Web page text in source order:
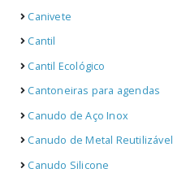
Canivete
Cantil
Cantil Ecológico
Cantoneiras para agendas
Canudo de Aço Inox
Canudo de Metal Reutilizável
Canudo Silicone